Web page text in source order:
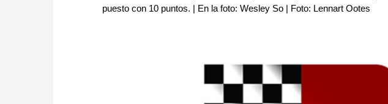
puesto con 10 puntos. | En la foto: Wesley So | Foto: Lennart Ootes